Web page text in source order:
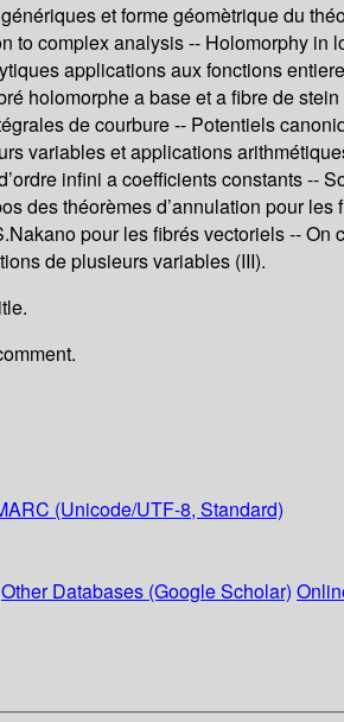
et forme géomètrique du
to complex analysis -- Holomorphy
applications aux fonctions
holomorphe a base et a fibre de
de courbure -- Potentiels
variables et applications
infini a coefficients constants --
des théorèmes d’annulation pour
pour les fibrés vectoriels --
de plusieurs variables (III).
(Unicode/UTF-8, Standard)
Other Databases (Google Scholar)